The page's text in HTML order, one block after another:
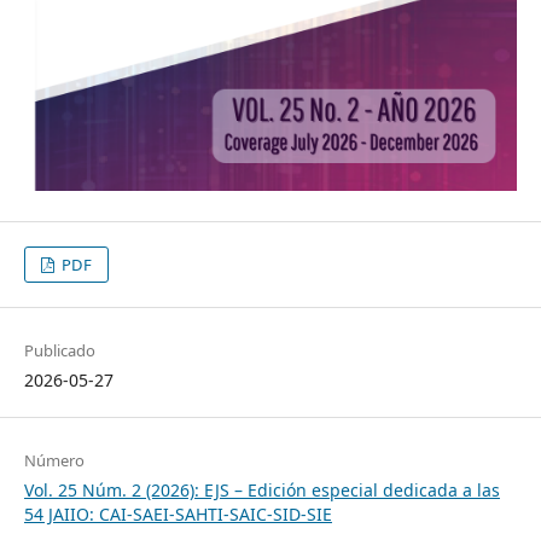
PDF
Publicado
2026-05-27
Número
Vol. 25 Núm. 2 (2026): EJS – Edición especial dedicada a las
54 JAIIO: CAI-SAEI-SAHTI-SAIC-SID-SIE